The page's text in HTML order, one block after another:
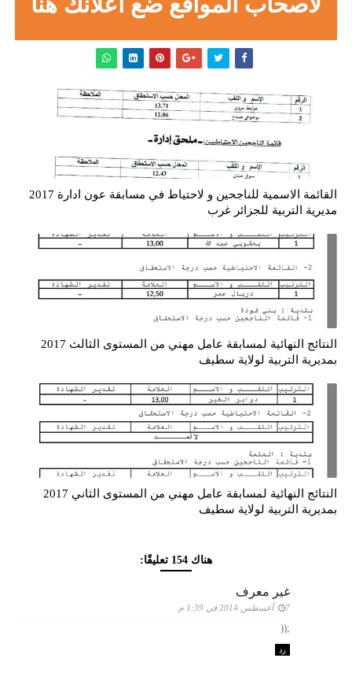
القائمة الاسمية للناجحين و لاحتياط في مسابقة عون ادارة 2017
مديرية التربية للجزائر غرب
النتائج النهائية لمسابقة عامل مهني من المستوى الثالث 2017
بمديرية التربية لولاية سطيف
النتائج النهائية لمسابقة عامل مهني من المستوى الثاني 2017
بمديرية التربية لولاية سطيف
هناك 154 تعليقًا:
غير معرف
7 أغسطس 2014 في 1:39 م
;((
رد